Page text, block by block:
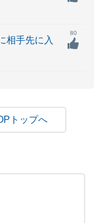
相手先に入
80
トップへ